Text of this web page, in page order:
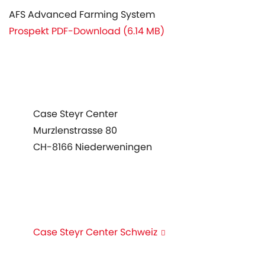
AFS Advanced Farming System
Prospekt PDF-Download (6.14 MB)
Case Steyr Center
Murzlenstrasse 80
CH-8166 Niederweningen
Case Steyr Center Schweiz